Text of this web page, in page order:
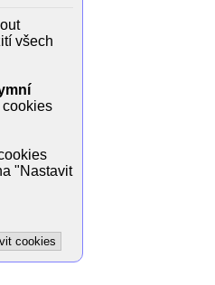
všech
cookies
"Nastavit
cookies